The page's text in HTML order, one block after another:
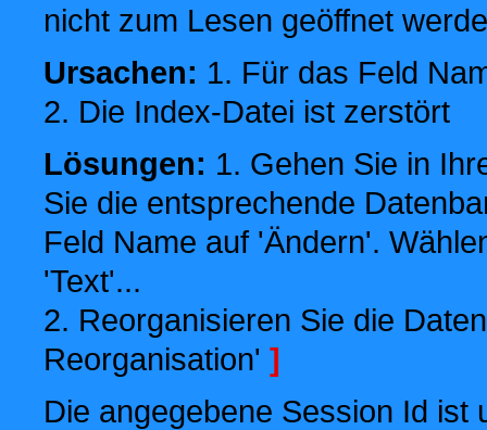
nicht zum Lesen geöffnet
Ursachen: 1. Für das Feld
2. Die Index-Datei ist zerstört
Lösungen: 1. Gehen Sie in
Sie die entsprechende
Feld Name auf 'Ändern'.
'Text'...
2. Reorganisieren Sie die
Reorganisation' ]
Die angegebene Session Id ist